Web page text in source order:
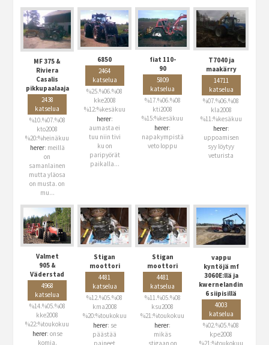
MF 375 &
Riviera
Casalis
pikkupaalaaja
2438
katselua
%10.%07.%08
kto2008
%20:%heinäkuu
herer: meillä
on
samanlainen
mutta yläosa
on musta. on
mu...
6850
2464
katselua
%25.%06.%08
kke2008
%12:%kesäkuu
herer:
aumasta ei
tuu niin tivi
ku on
paripyörät
paikalla...
fiat 110-
90
5809
katselua
%17.%06.%08
kti2008
%15:%kesäkuu
herer:
napakympistä
veto loppu
T7040 ja
maakärry
14711
katselua
%07.%06.%08
kla2008
%11:%kesäkuu
herer:
uppoamisen
syy löytyy
veturista
Valmet
905 &
Väderstad
4968
katselua
%14.%05.%08
kke2008
%22:%toukokuu
herer: onse
komia.
Stigan
moottori
4481
katselua
%12.%05.%08
kma2008
%20:%toukokuu
herer: se
päästää
paineet
Stigan
moottori
4481
katselua
%11.%05.%08
ksu2008
%21:%toukokuu
herer:
mikäs
stigaan on
vappu
kyntöjä mf
3060E:llä ja
kwernelandin
6 siipisillä
4003
katselua
%02.%05.%08
kpe2008
%21:%toukokuu